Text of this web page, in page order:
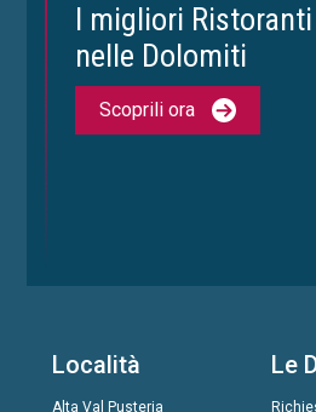
I migliori Ristoranti
nelle Dolomiti
Scoprili ora
Località
Alta Val Pusteria
Le